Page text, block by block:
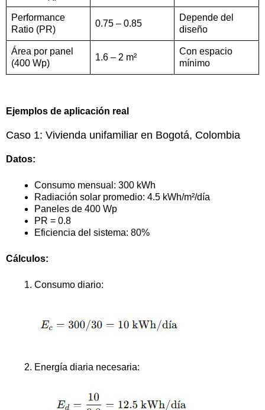
Performance
Ratio (PR)
0.75 – 0.85
Depende del
diseño
Área por panel
(400 Wp)
1.6 – 2 m²
Con espacio
mínimo
Ejemplos de aplicación real
Caso 1: Vivienda unifamiliar en Bogotá, Colombia
Datos:
Consumo mensual: 300 kWh
Radiación solar promedio: 4.5 kWh/m²/día
Paneles de 400 Wp
PR = 0.8
Eficiencia del sistema: 80%
Cálculos:
Consumo diario:
Energía diaria necesaria: